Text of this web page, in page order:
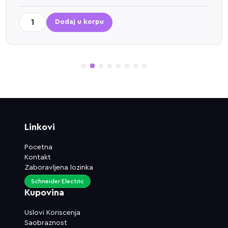
Dodaj u korpu
5
Linkovi
Pocetna
Kontakt
Zaboravljena lozinka
Kupovina
Uslovi Koriscenja
Saobraznost
Schneider Electric